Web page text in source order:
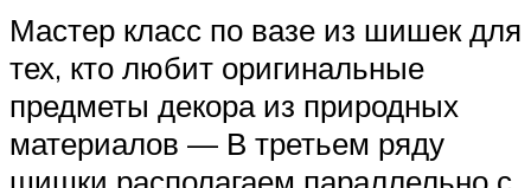
Мастер класс по вазе из шишек для
тех, кто любит оригинальные
предметы декора из природных
материалов — В третьем ряду